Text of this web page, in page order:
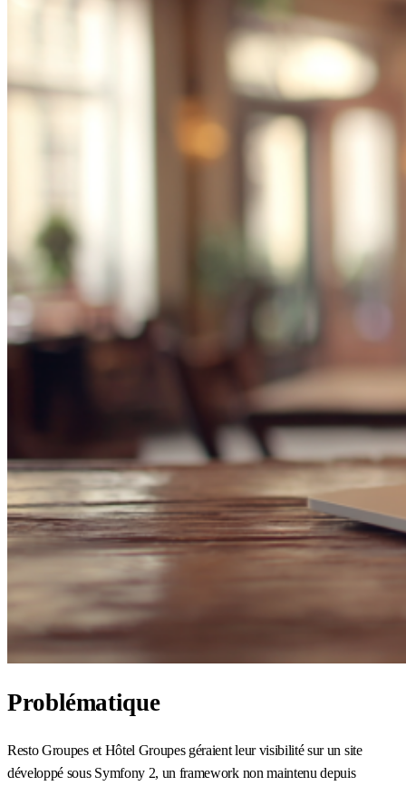
Problématique
Resto Groupes et Hôtel Groupes géraient leur visibilité sur un site
développé sous Symfony 2, un framework non maintenu depuis